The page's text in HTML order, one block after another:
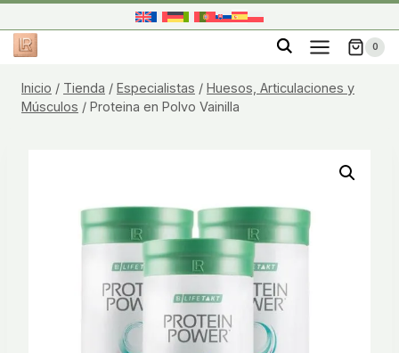
al
contenido
0
Inicio / Tienda / Especialistas / Huesos, Articulaciones y
Músculos / Proteina en Polvo Vainilla